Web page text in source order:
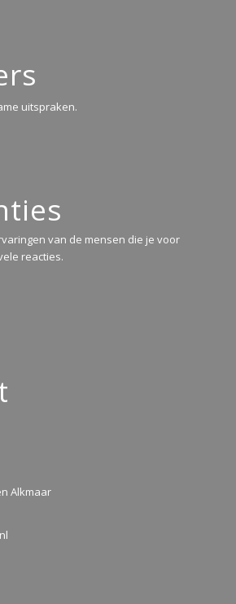
uitspraken.
van de mensen die je voor
reacties.
Alkmaar